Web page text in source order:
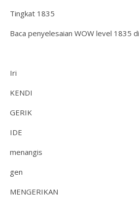
Tingkat 1835
Baca penyelesaian WOW level 1835
Iri
KENDI
GERIK
IDE
menangis
gen
MENGERIKAN